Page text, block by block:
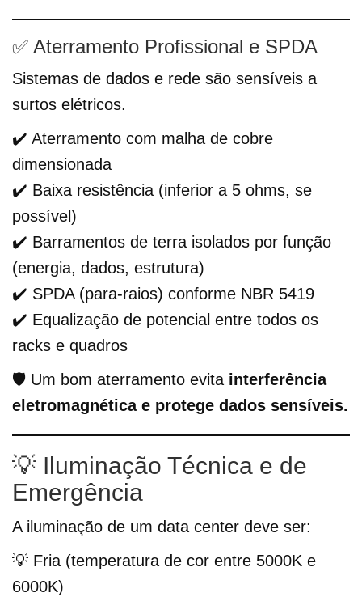
✅ Aterramento Profissional e SPDA
Sistemas de dados e rede são sensíveis a
surtos elétricos.
✔️ Aterramento com malha de cobre
dimensionada
✔️ Baixa resistência (inferior a 5 ohms, se
possível)
✔️ Barramentos de terra isolados por função
(energia, dados, estrutura)
✔️ SPDA (para-raios) conforme NBR 5419
✔️ Equalização de potencial entre todos os
racks e quadros
🛡️ Um bom aterramento evita interferência
eletromagnética e protege dados sensíveis.
💡 Iluminação Técnica e de
Emergência
A iluminação de um data center deve ser:
💡 Fria (temperatura de cor entre 5000K e
6000K)